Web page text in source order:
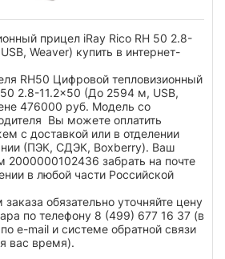
прицел iRay Rico RH 50 2.8-
Weaver) купить в интернет-
RH50 Цифровой тепловизионный
50 2.8-11.2x50 (До 2594 м, USB,
476000 руб. Модель со
Вы можете оплатить
с доставкой или в отделении
(ПЭК, СДЭК, Boxberry). Ваш
2000000102436 забрать на почте
в любой части Российской
обязательно уточняйте цену
по телефону 8 (499) 677 16 37 (в
e-mail и системе обратной связи
вас время).